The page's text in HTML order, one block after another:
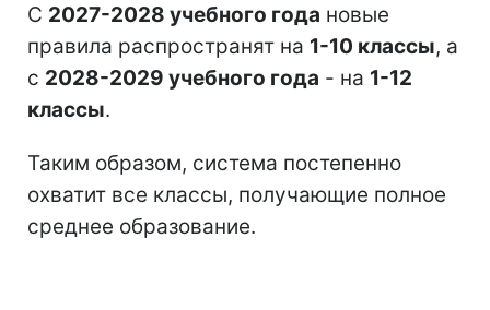
С 2027-2028 учебного года новые
правила распространят на 1-10 классы, а
с 2028-2029 учебного года - на 1-12
классы.
Таким образом, система постепенно
охватит все классы, получающие полное
среднее образование.